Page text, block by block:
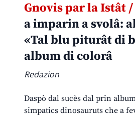
Gnovis par la Istât /
a imparin a svolâ:
«Tal blu piturât di
album di colorâ
Redazion
Daspò dal sucès dal prin
simpatics dinosauruts che a